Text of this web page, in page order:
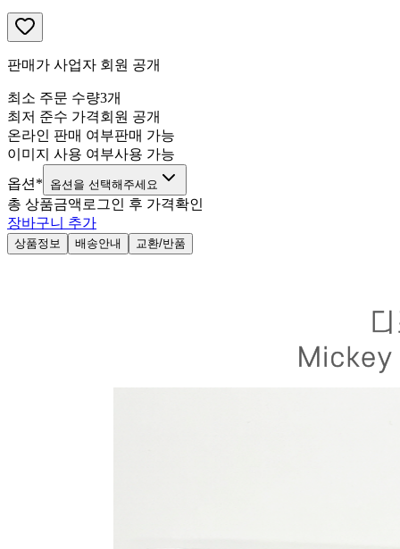
판매가 사업자 회원 공개
최소 주문 수량3개
최저 준수 가격회원 공개
온라인 판매 여부판매 가능
이미지 사용 여부사용 가능
옵션 * 옵션을 선택해주세요
총 상품금액 로그인 후 가격확인
장바구니 추가
상품정보 배송안내 교환/반품